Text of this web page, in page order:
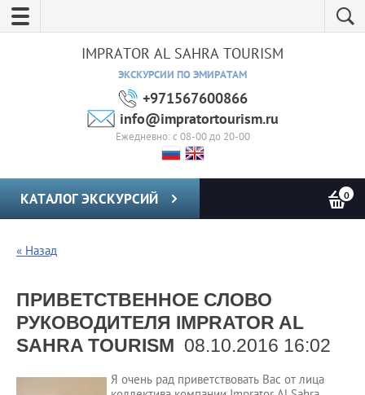
IMPRATOR AL SAHRA TOURISM
ЭКСКУРСИИ ПО ЭМИРАТАМ
+971567600866
info@impratortourism.ru
Ежедневно: с 08-00 до 20-00
КАТАЛОГ ЭКСКУРСИЙ 0
« Назад
ПРИВЕТСТВЕННОЕ СЛОВО
РУКОВОДИТЕЛЯ IMPRATOR AL
SAHRA TOURISM 08.10.2016 16:02
Я очень рад приветствовать Вас от лица